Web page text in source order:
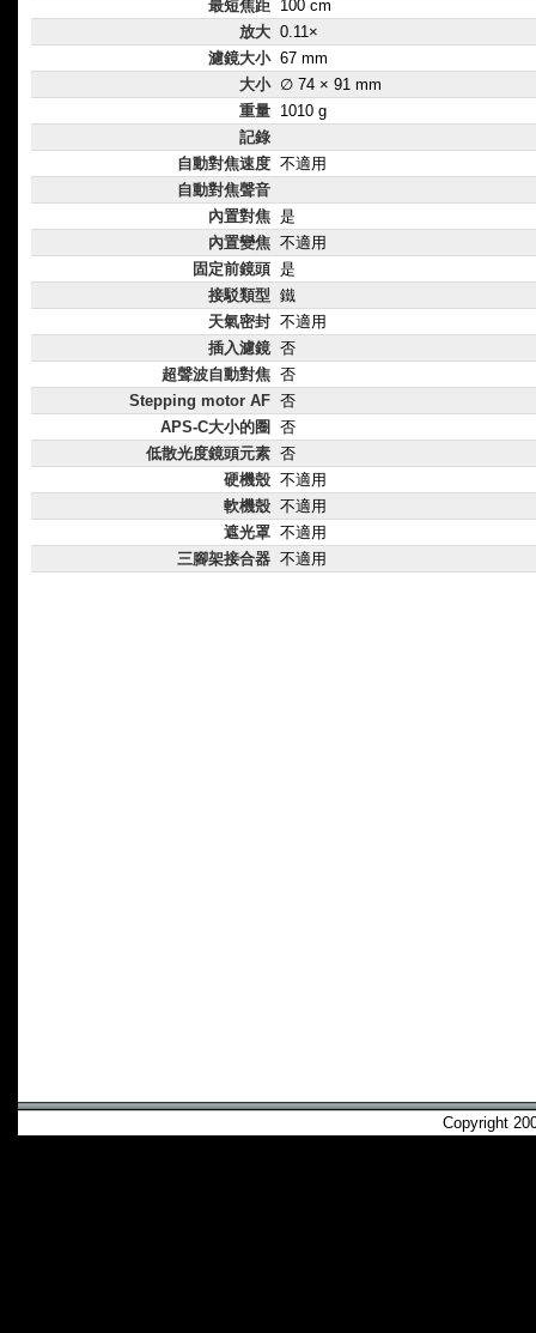
最短焦距 100 cm
放大 0.11×
濾鏡大小 67 mm
大小 ∅ 74 × 91 mm
重量 1010 g
記錄
自動對焦速度 不適用
自動對焦聲音
內置對焦 是
內置變焦 不適用
固定前鏡頭 是
接駁類型 鐵
天氣密封 不適用
插入濾鏡 否
超聲波自動對焦 否
Stepping motor AF 否
APS-C大小的圈
否
低散光度鏡頭元素 否
硬機殼 不適用
軟機殼 不適用
遮光罩 不適用
三腳架接合器 不適用
Copyright